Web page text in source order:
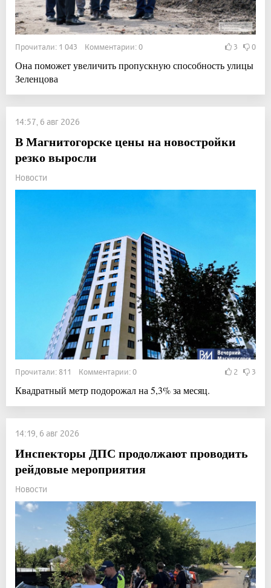
Прочитали: 1 043 Комментарии: 0 3 0
Она поможет увеличить пропускную способность улицы
Зеленцова
14:57, 6 авг 2026
В Магнитогорске цены на новостройки
резко выросли
Новости
Прочитали: 811 Комментарии: 0 2 3
Квадратный метр подорожал на 5,3% за месяц.
14:19, 6 авг 2026
Инспекторы ДПС продолжают проводить
рейдовые мероприятия
Новости